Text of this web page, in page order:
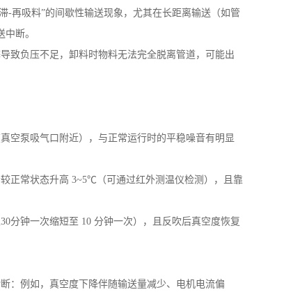
-再吸料”的间歇性输送现象，尤其在长距离输送（如管
断。
致负压不足，卸料时物料无法完全脱离管道，可能出
空泵吸气口附近），与正常运行时的平稳噪音有明显
正常状态升高 3~5℃（可通过红外测温仪检测），且靠
30分钟一次缩短至 10 分钟一次），且反吹后真空度恢复
：例如，真空度下降伴随输送量减少、电机电流偏